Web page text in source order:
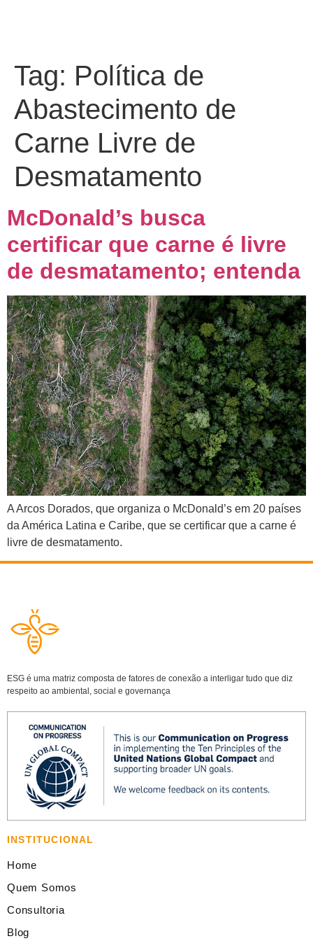
Tag: Política de
Abastecimento de
Carne Livre de
Desmatamento
McDonald’s busca
certificar que carne é livre
de desmatamento; entenda
A Arcos Dorados, que organiza o McDonald’s em 20 países
da América Latina e Caribe, que se certificar que a carne é
livre de desmatamento.
ESG é uma matriz composta de fatores de conexão a interligar tudo que diz
respeito ao ambiental, social e governança
INSTITUCIONAL
Home
Quem Somos
Consultoria
Blog